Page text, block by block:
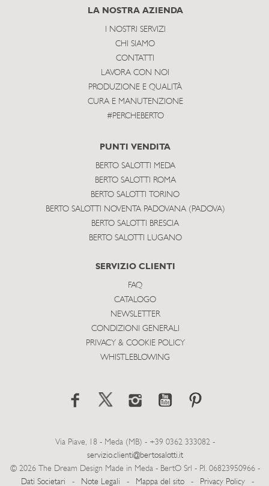
subscribe
LA NOSTRA AZIENDA
I NOSTRI SERVIZI
CHI SIAMO
CONTATTI
LAVORA CON NOI
PRODUZIONE E QUALITÀ
CURA E MANUTENZIONE
#PERCHEBERTO
PUNTI VENDITA
BERTO SALOTTI MEDA
BERTO SALOTTI ROMA
BERTO SALOTTI TORINO
BERTO SALOTTI NOVENTA PADOVANA (PADOVA)
BERTO SALOTTI BRESCIA
BERTO SALOTTI LUGANO
SERVIZIO CLIENTI
FAQ
CATALOGO
NEWSLETTER
CONDIZIONI GENERALI
PRIVACY & COOKIE POLICY
WHISTLEBLOWING
Via Piave, 18 - Meda (MB) - +39 0362 333082 -
servizio.clienti@bertosalotti.it
© 2026 The Dream Design Made in Meda - BertO Srl - P.I. 06823950966 -
Dati Societari
- Note Legali - Mappa del sito - Privacy Policy -